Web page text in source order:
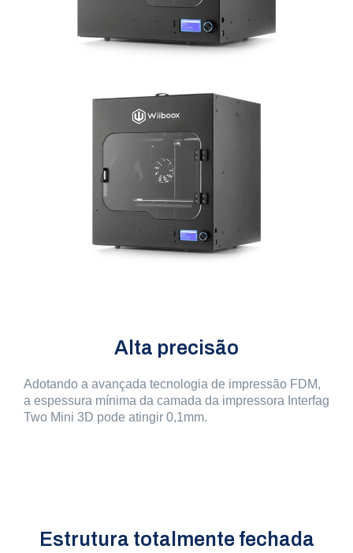
Alta precisão
Adotando a avançada tecnologia de impressão FDM,
a espessura mínima da camada da impressora Interfag
Two Mini 3D pode atingir 0,1mm.
Estrutura totalmente fechada